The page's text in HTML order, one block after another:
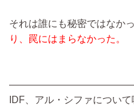
それは誰にも秘密ではなかっ
り、罠にはまらなかった。
IDF、アル・シファについ